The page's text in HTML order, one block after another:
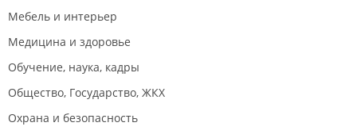
Мебель и интерьер
Медицина и здоровье
Обучение, наука, кадры
Общество, Государство, ЖКХ
Охрана и безопасность